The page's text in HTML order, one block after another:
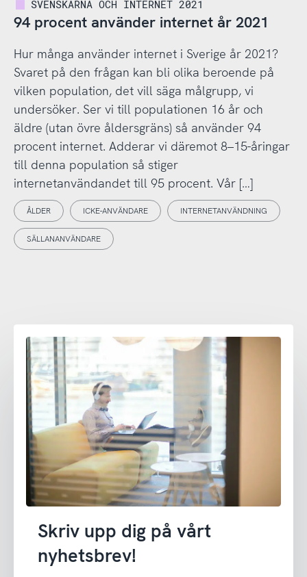
SVENSKARNA OCH INTERNET 2021
94 procent använder internet år 2021
Hur många använder internet i Sverige år 2021?
Svaret på den frågan kan bli olika beroende på
vilken population, det vill säga målgrupp, vi
undersöker. Ser vi till populationen 16 år och
äldre (utan övre åldersgräns) så använder 94
procent internet. Adderar vi däremot 8–15-åringar
till denna population så stiger
internetanvändandet till 95 procent. Vår […]
ÅLDER ICKE-ANVÄNDARE INTERNETANVÄNDNING
SÄLLANANVÄNDARE
Skriv upp dig på vårt
nyhetsbrev!